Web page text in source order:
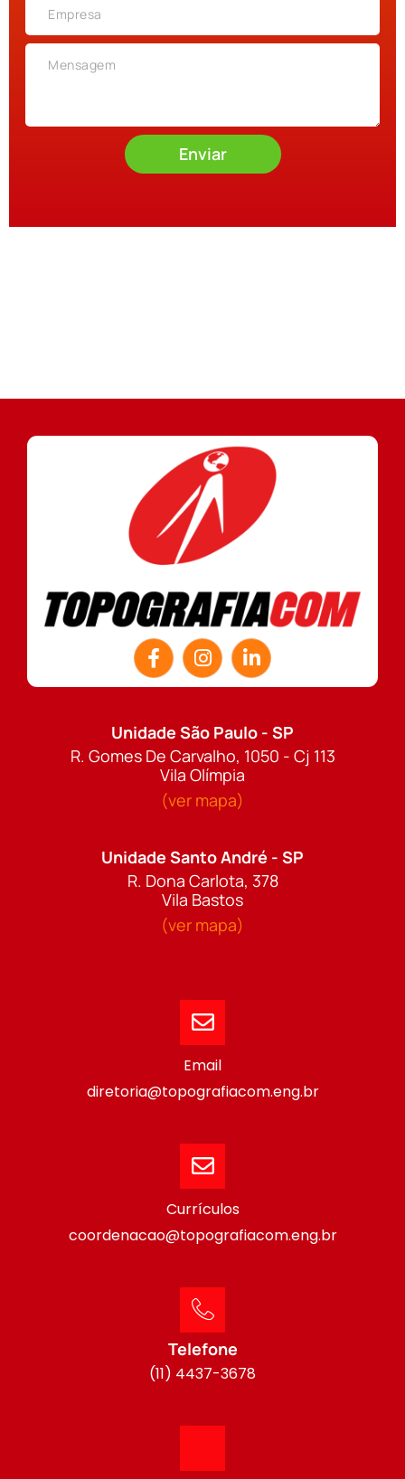
Enviar
Unidade São Paulo - SP
R. Gomes De Carvalho, 1050 - Cj 113
Vila Olímpia
(ver mapa)
Unidade Santo André - SP
R. Dona Carlota, 378
Vila Bastos
(ver mapa)
Email
diretoria@topografiacom.eng.br
Currículos
coordenacao@topografiacom.eng.br
Telefone
(11) 4437-3678